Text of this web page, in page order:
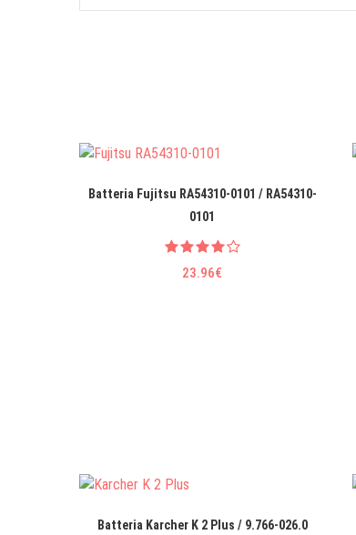
Batteria Fujitsu RA54310-0101 / RA54310-
0101
23.96€
Batteria Karcher K 2 Plus / 9.766-026.0